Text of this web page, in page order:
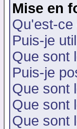
Mise en
Qu'est-ce
Puis-je
Que sont
Puis-je
Que sont
Que sont
Que sont